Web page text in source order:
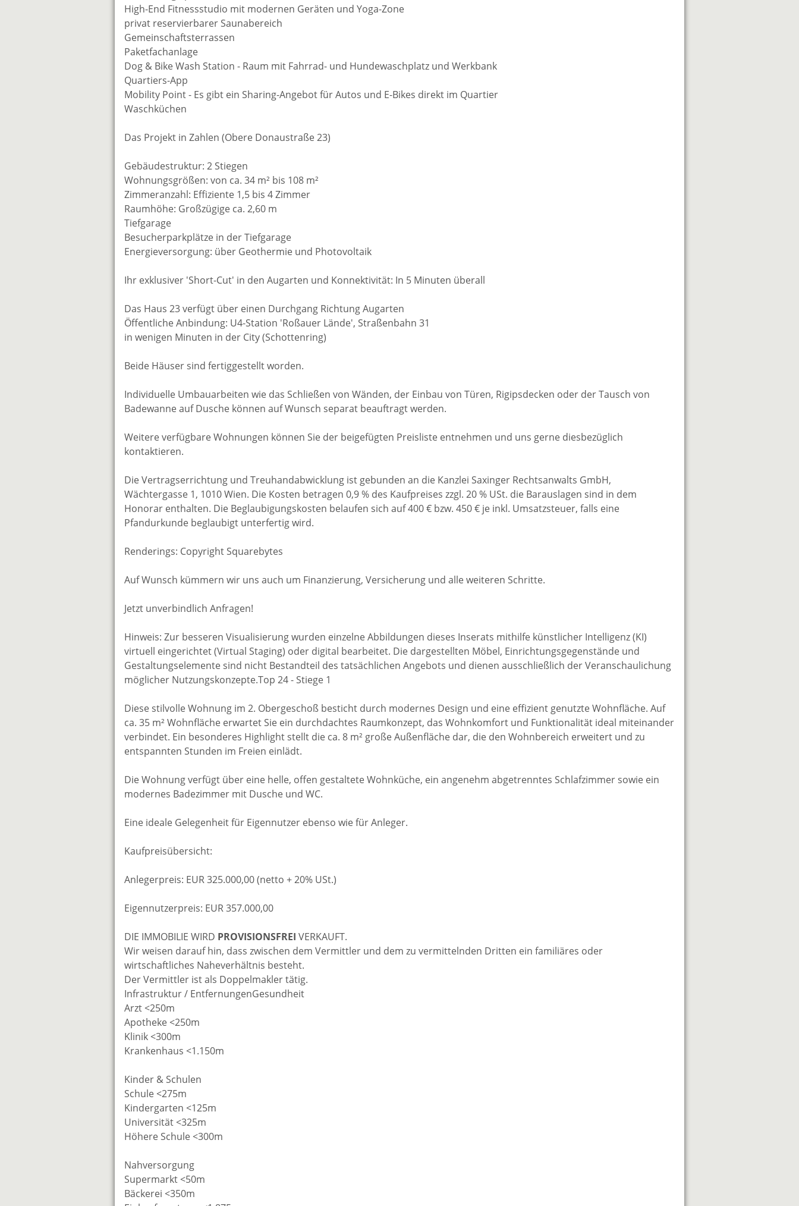
High-End Fitnessstudio mit modernen Geräten und Yoga-Zone
privat reservierbarer Saunabereich
Gemeinschaftsterrassen
Paketfachanlage
Dog & Bike Wash Station - Raum mit Fahrrad- und Hundewaschplatz und Werkbank
Quartiers-App
Mobility Point - Es gibt ein Sharing-Angebot für Autos und E-Bikes direkt im Quartier
Waschküchen
Das Projekt in Zahlen (Obere Donaustraße 23)
Gebäudestruktur: 2 Stiegen
Wohnungsgrößen: von ca. 34 m² bis 108 m²
Zimmeranzahl: Effiziente 1,5 bis 4 Zimmer
Raumhöhe: Großzügige ca. 2,60 m
Tiefgarage
Besucherparkplätze in der Tiefgarage
Energieversorgung: über Geothermie und Photovoltaik
Ihr exklusiver 'Short-Cut' in den Augarten und Konnektivität: In 5 Minuten überall
Das Haus 23 verfügt über einen Durchgang Richtung Augarten
Öffentliche Anbindung: U4-Station 'Roßauer Lände', Straßenbahn 31
in wenigen Minuten in der City (Schottenring)
Beide Häuser sind fertiggestellt worden.
Individuelle Umbauarbeiten wie das Schließen von Wänden, der Einbau von Türen, Rigipsdecken oder der Tausch von
Badewanne auf Dusche können auf Wunsch separat beauftragt werden.
Weitere verfügbare Wohnungen können Sie der beigefügten Preisliste entnehmen und uns gerne diesbezüglich
kontaktieren.
Die Vertragserrichtung und Treuhandabwicklung ist gebunden an die Kanzlei Saxinger Rechtsanwalts GmbH,
Wächtergasse 1, 1010 Wien. Die Kosten betragen 0,9 % des Kaufpreises zzgl. 20 % USt. die Barauslagen sind in dem
Honorar enthalten. Die Beglaubigungskosten belaufen sich auf 400 € bzw. 450 € je inkl. Umsatzsteuer, falls eine
Pfandurkunde beglaubigt unterfertig wird.
Renderings: Copyright Squarebytes
Auf Wunsch kümmern wir uns auch um Finanzierung, Versicherung und alle weiteren Schritte.
Jetzt unverbindlich Anfragen!
Hinweis: Zur besseren Visualisierung wurden einzelne Abbildungen dieses Inserats mithilfe künstlicher Intelligenz (KI)
virtuell eingerichtet (Virtual Staging) oder digital bearbeitet. Die dargestellten Möbel, Einrichtungsgegenstände und
Gestaltungselemente sind nicht Bestandteil des tatsächlichen Angebots und dienen ausschließlich der Veranschaulichung
möglicher Nutzungskonzepte.Top 24 - Stiege 1
Diese stilvolle Wohnung im 2. Obergeschoß besticht durch modernes Design und eine effizient genutzte Wohnfläche. Auf
ca. 35 m² Wohnfläche erwartet Sie ein durchdachtes Raumkonzept, das Wohnkomfort und Funktionalität ideal miteinander
verbindet. Ein besonderes Highlight stellt die ca. 8 m² große Außenfläche dar, die den Wohnbereich erweitert und zu
entspannten Stunden im Freien einlädt.
Die Wohnung verfügt über eine helle, offen gestaltete Wohnküche, ein angenehm abgetrenntes Schlafzimmer sowie ein
modernes Badezimmer mit Dusche und WC.
Eine ideale Gelegenheit für Eigennutzer ebenso wie für Anleger.
Kaufpreisübersicht:
Anlegerpreis: EUR 325.000,00 (netto + 20% USt.)
Eigennutzerpreis: EUR 357.000,00
DIE IMMOBILIE WIRD PROVISIONSFREI VERKAUFT.
Wir weisen darauf hin, dass zwischen dem Vermittler und dem zu vermittelnden Dritten ein familiäres oder
wirtschaftliches Naheverhältnis besteht.
Der Vermittler ist als Doppelmakler tätig.
Infrastruktur / EntfernungenGesundheit
Arzt <250m
Apotheke <250m
Klinik <300m
Krankenhaus <1.150m
Kinder & Schulen
Schule <275m
Kindergarten <125m
Universität <325m
Höhere Schule <300m
Nahversorgung
Supermarkt <50m
Bäckerei <350m